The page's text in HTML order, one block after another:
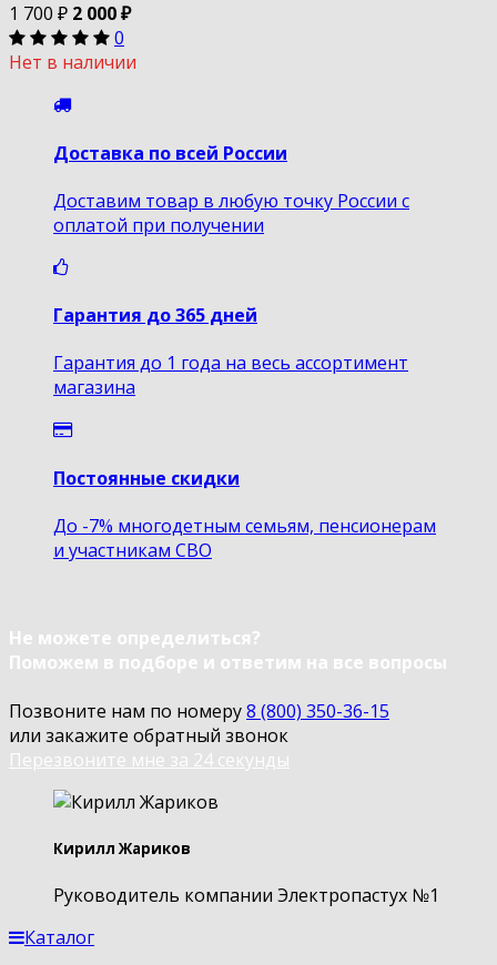
1 700 ₽ 2 000₽
0
Нет в наличии
Доставка по всей России
Доставим товар в любую точку России с
оплатой при получении
Гарантия до 365 дней
Гарантия до 1 года на весь ассортимент
магазина
Постоянные скидки
До -7% многодетным семьям, пенсионерам
и участникам СВО
Не можете определиться?
Поможем в подборе и ответим на все вопросы
Позвоните нам по номеру8 (800) 350-36-15
или закажите обратный звонок
Перезвоните мне за 24 секунды
Кирилл Жариков
Руководитель компании Электропастух №1
Каталог